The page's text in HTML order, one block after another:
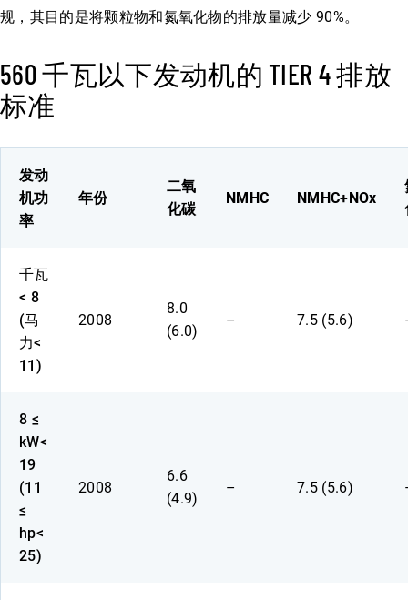
规，其目的是将颗粒物和氮氧化物的排放量减少 90%。
560 千瓦以下发动机的 TIER 4 排放
标准
发动
机功
率
年份
二氧
化碳
NMHC NMHC+NOx
千瓦
< 8
(马
力<
11)
2008
8.0
(6.0)
– 7.5 (5.6)
8 ≤
kW<
19
(11
≤
hp<
25)
2008
6.6
(4.9)
– 7.5 (5.6)